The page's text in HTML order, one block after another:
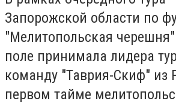
Запорожской области по
"Мелитопольская
поле принимала лидера
команду "Таврия-Скиф" из
первом тайме